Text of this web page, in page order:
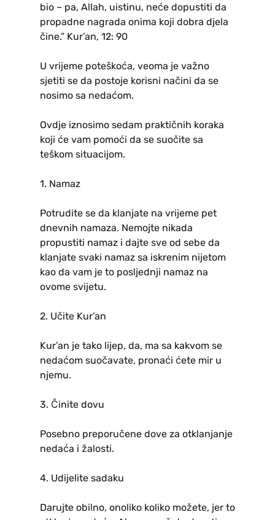
bio – pa, Allah, uistinu, neće dopustiti da
propadne nagrada onima koji dobra djela
čine.” Kur’an, 12: 90
U vrijeme poteškoća, veoma je važno
sjetiti se da postoje korisni načini da se
nosimo sa nedaćom.
Ovdje iznosimo sedam praktičnih koraka
koji će vam pomoći da se suočite sa
teškom situacijom.
1. Namaz
Potrudite se da klanjate na vrijeme pet
dnevnih namaza. Nemojte nikada
propustiti namaz i dajte sve od sebe da
klanjate svaki namaz sa iskrenim nijetom
kao da vam je to posljednji namaz na
ovome svijetu.
2. Učite Kur’an
Kur’an je tako lijep, da, ma sa kakvom se
nedaćom suočavate, pronaći ćete mir u
njemu.
3. Činite dovu
Posebno preporučene dove za otklanjanje
nedaća i žalosti.
4. Udijelite sadaku
Darujte obilno, onoliko koliko možete, jer to